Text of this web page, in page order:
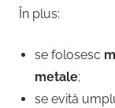
În plus:
se folosesc
metale;
se evită